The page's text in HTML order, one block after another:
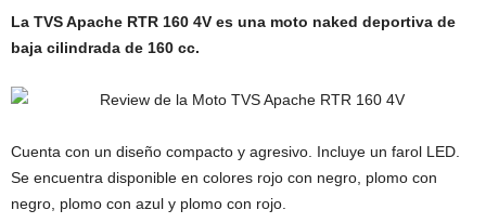
La TVS Apache RTR 160 4V es una moto naked deportiva de
baja cilindrada de 160 cc.
Cuenta con un diseño compacto y agresivo. Incluye un farol LED.
Se encuentra disponible en colores rojo con negro, plomo con
negro, plomo con azul y plomo con rojo.